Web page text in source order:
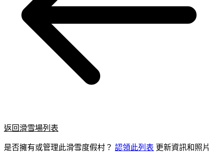
返回滑雪場列表
是否擁有或管理此滑雪度假村？ 認領此列表 更新資訊和照片